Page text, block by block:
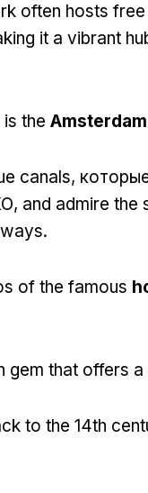
often hosts
it a vibrant
the
canals,
and admire the
.
of the famous
gem that offers
to the 14th